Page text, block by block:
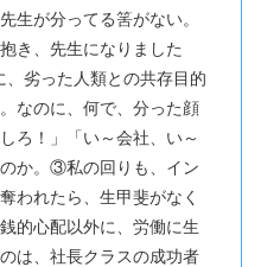
生が分ってる筈がない。
き、先生になりました
、劣った人類との共存目的
なのに、何で、分った顔
ろ！」「い～会社、い～
か。③私の回りも、イン
われたら、生甲斐がなく
的心配以外に、労働に生
は、社長クラスの成功者